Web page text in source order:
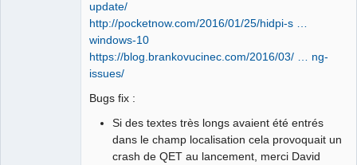
update/
http://pocketnow.com/2016/01/25/hidpi-s …
windows-10
https://blog.brankovucinec.com/2016/03/ … ng-
issues/
Bugs fix :
Si des textes très longs avaient été entrés
dans le champ localisation cela provoquait un
crash de QET au lancement, merci David